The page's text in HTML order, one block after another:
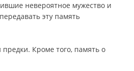
невероятное мужество и
эту память
Кроме того, память о